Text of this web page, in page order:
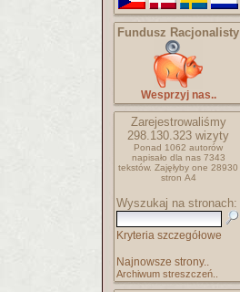
Fundusz Racjonalisty
Wesprzyj nas..
Zarejestrowaliśmy
298.130.323 wizyty
Ponad 1062 autorów
napisało dla nas 7343
tekstów. Zajęłyby one 28930
stron A4
Wyszukaj na stronach:
Kryteria szczegółowe
Najnowsze strony..
Archiwum streszczeń..